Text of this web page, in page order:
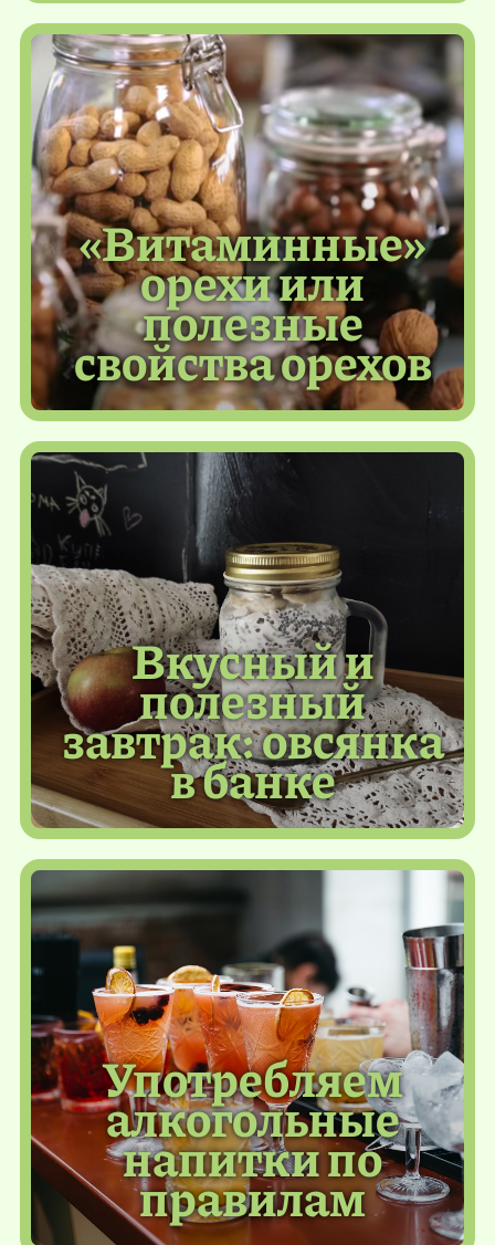
«Витаминные»
орехи или
полезные
свойства орехов
Вкусный и
полезный
завтрак: овсянка
в банке
Употребляем
алкогольные
напитки по
правилам